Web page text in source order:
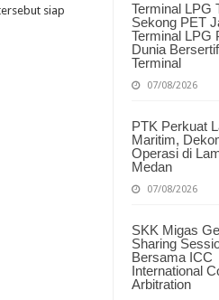
Terminal LPG
Sekong PET
Terminal LPG
Dunia
Terminal
07/08/2026
PTK Perkuat
Maritim,
Operasi di
Medan
07/08/2026
SKK Migas
Sharing
Bersama ICC
International
Arbitration
siap